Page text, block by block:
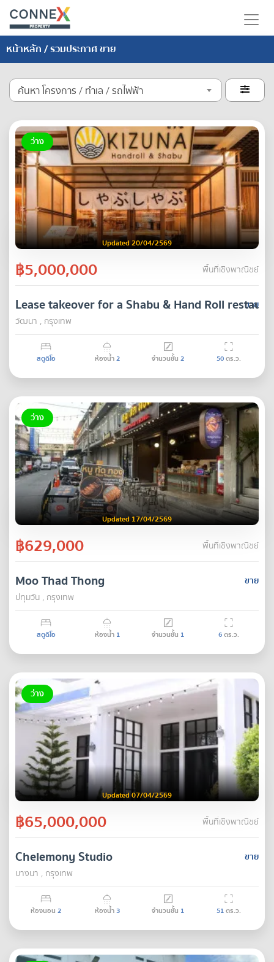
หน้าหลัก/ รวมประกาศ ขาย
ค้นหา โครงการ / ทำเล / รถไฟฟ้า 
ว่าง
Updated 20/04/2569
฿5,000,000 พื้นที่เชิงพาณิชย์
ขาย
Lease takeover for a Shabu & Hand Roll
วัฒนา , กรุงเทพ
สตูดิโอ ห้องน้ำ2 จำนวนชั้น 2 50ตร.ว.
ว่าง
Updated 17/04/2569
฿629,000 พื้นที่เชิงพาณิชย์
ขาย
Moo Thad Thong
ปทุมวัน , กรุงเทพ
สตูดิโอ ห้องน้ำ 1 จำนวนชั้น 1 6ตร.ว.
ว่าง
Updated 07/04/2569
฿65,000,000 พื้นที่เชิงพาณิชย์
ขาย
Chelemony Studio
บางนา , กรุงเทพ
ห้องนอน 2 ห้องน้ำ3 จำนวนชั้น 1 51ตร.ว.